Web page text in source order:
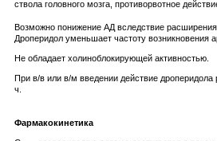
ствола головного мозга, противорвотное
Возможно понижение АД вследствие
Дроперидол уменьшает частоту возникновения
Не обладает холиноблокирующей активностью.
При в/в или в/м введении действие
ч.
Фармакокинетика